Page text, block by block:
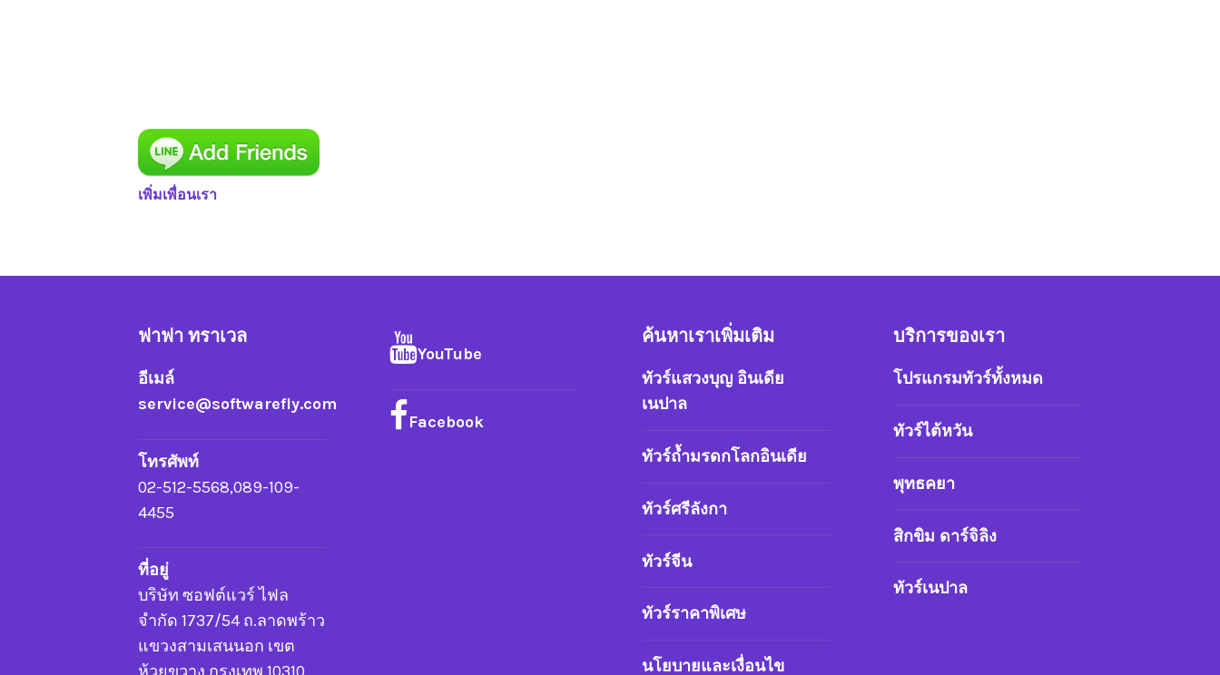
เพิ่มเพื่อนเรา
ฟาฟา ทราเวล
อีเมล์
service@softwarefly.com
โทรศัพท์
02-512-5568,089-109-
4455
ที่อยู่
บริษัท ซอฟต์แวร์ ไฟล
จำกัด 1737/54 ถ.ลาดพร้าว
แขวงสามเสนนอก เขต
YouTube
Facebook
ค้นหาเราเพิ่มเติม
ทัวร์แสวงบุญ อินเดีย
เนปาล
ทัวร์ถ้ำมรดกโลกอินเดีย
ทัวร์ศรีลังกา
ทัวร์จีน
ทัวร์ราคาพิเศษ
นโยบายและเงื่อนไข
บริการของเรา
โปรแกรมทัวร์ทั้งหมด
ทัวร์ไต้หวัน
พุทธคยา
สิกขิม ดาร์จิลิง
ทัวร์เนปาล